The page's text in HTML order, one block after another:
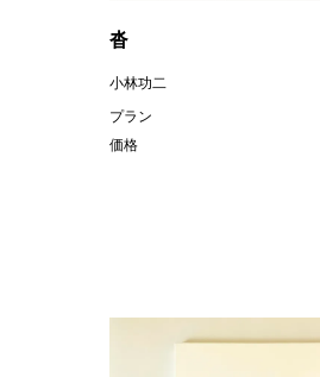
沓
小林功二
プラン
価格